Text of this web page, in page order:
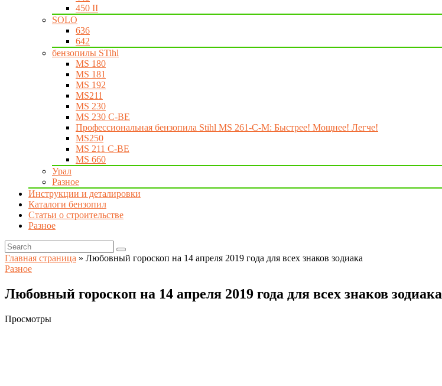
450 II
SOLO
636
642
бензопилы STihl
MS 180
MS 181
MS 192
MS211
MS 230
MS 230 C-BE
Профессиональная бензопила Stihl MS 261-C-M: Быстрее! Мощнее! Легче!
MS250
MS 211 C-BE
MS 660
Урал
Разное
Инструкции и деталировки
Каталоги бензопил
Статьи о строительстве
Разное
Главная страница » Любовный гороскоп на 14 апреля 2019 года для всех знаков зодиака
Разное
Любовный гороскоп на 14 апреля 2019 года для всех знаков зодиака
Просмотры